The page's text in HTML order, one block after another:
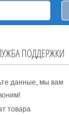
ПОДДЕРЖКИ
данные, мы вам
товара